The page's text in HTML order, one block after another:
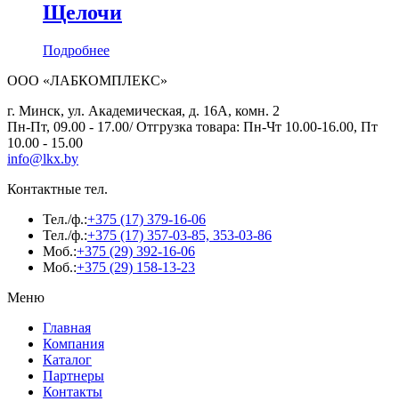
Щелочи
Подробнее
ООО «ЛАБКОМПЛЕКС»
г. Минск, ул. Академическая, д. 16А, комн. 2
Пн-Пт, 09.00 - 17.00/ Отгрузка товара: Пн-Чт 10.00-16.00, Пт
10.00 - 15.00
info@lkx.by
Контактные тел.
Тел./ф.:+375 (17) 379-16-06
Тел./ф.:+375 (17) 357-03-85, 353-03-86
Моб.:+375 (29) 392-16-06
Моб.:+375 (29) 158-13-23
Меню
Главная
Компания
Каталог
Партнеры
Контакты